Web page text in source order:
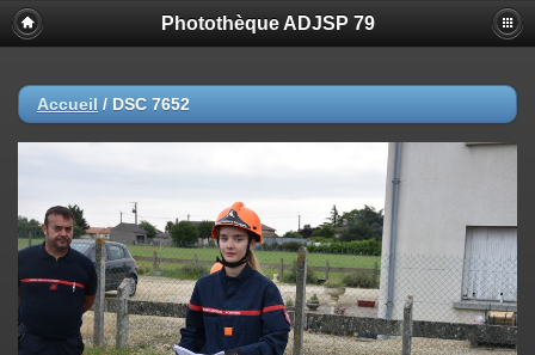
Photothèque ADJSP 79
Accueil / DSC 7652